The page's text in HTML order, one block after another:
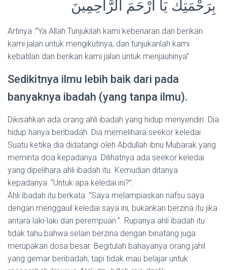
Artinya :”Ya Allah Tunjukilah kami kebenaran dan berikan
kami jalan untuk mengikutinya, dan tunjukanlah kami
kebatilan dan berikan kami jalan untuk menjauhinya”
Sedikitnya ilmu lebih baik dari pada
banyaknya ibadah (yang tanpa ilmu).
Dikisahkan ada orang ahli ibadah yang hidup menyendiri. Dia
hidup hanya beribadah. Dia memelihara seekor keledai.
Suatu ketika dia didatangi oleh Abdullah ibnu Mubarak yang
meminta doa kepadanya. Dilihatnya ada seekor keledai
yang dipelihara ahli ibadah itu. Kemudian ditanya
kepadanya: “Untuk apa keledai ini?”.
Ahli ibadah itu berkata: “Saya melampiaskan nafsu saya
dengan menggauil keledai saya ini, bukankan berzina itu jika
antara laki-laki dan perempuan.”. Rupanya ahli ibadah itu
tidak tahu bahwa selain berzina dengan binatang juga
merupakan dosa besar. Begitulah bahayanya orang jahil
yang gemar beribadah, tapi tidak mau belajar untuk